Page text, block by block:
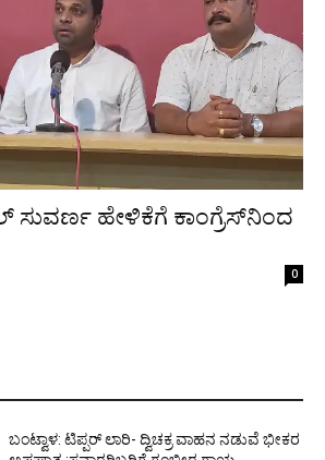
ಹೇಳಿಕೆಗೆ ಕಾಂಗ್ರೆಸ್‍ನಿಂದ
0
ಬಂಟ್ವಾಳ: ಟಿಪ್ಪರ್ ಲಾರಿ- ದ್ವಿಚಕ್ರ ವಾಹನ ನಡುವೆ ಭೀಕರ